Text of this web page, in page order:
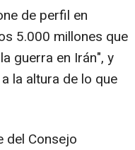
de perfil en
5.000 millones que
guerra en Irán", y
la altura de lo que
del Consejo